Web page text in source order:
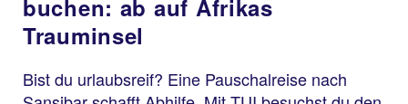
buchen: ab auf Afrikas
Trauminsel
Bist du urlaubsreif? Eine Pauschalreise nach